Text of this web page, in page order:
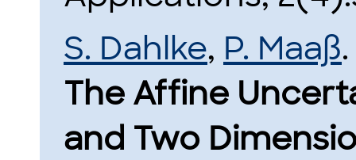
S. Dahlke, P. Maaß.
The Affine
and Two